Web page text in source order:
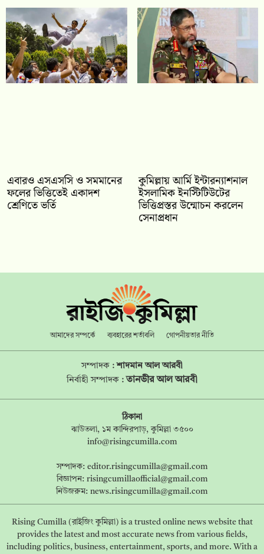
‎এবারও এসএসসি ও সমমানের
ফলের ভিত্তিতেই একাদশ
শ্রেণিতে ভর্তি
কুমিল্লায় আর্মি ইন্টারন্যাশনাল
ইসলামিক ইনস্টিটিউটের
ভিত্তিপ্রস্তর উন্মোচন করলেন
সেনাপ্রধান
আমাদের সম্পর্কে ব্যবহারের শর্তাবলি গোপনীয়তার নীতি
সম্পাদক :শাদমান আল আরবী
নির্বাহী সম্পাদক : তানভীর আল আরবী
ঠিকানা
ঝাউতলা, ১ম কান্দিরপাড়, কুমিল্লা ৩৫০০
info@risingcumilla.com
সম্পাদক: editor.risingcumilla@gmail.com
বিজ্ঞাপন: risingcumillaofficial@gmail.com
নিউজরুম: news.risingcumilla@gmail.com
Rising Cumilla (রাইজিং কুমিল্লা) is a trusted online news website that
provides the latest and most accurate news from various fields,
including politics, business, entertainment, sports, and more. With a